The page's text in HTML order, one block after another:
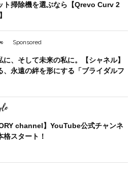
ト掃除機を選ぶなら【Qrevo Curv 2
Sponsored
に、そして未来の私に。【シャネル】
、永遠の絆を形にする「ブライダルフ
channel】YouTube公式チャンネ
格スタート！